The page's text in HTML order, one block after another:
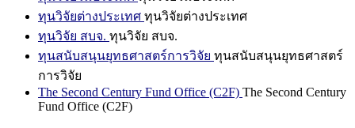
ทุนวิจัยต่างประเทศ ทุนวิจัยต่างประเทศ
ทุนวิจัย สบจ. ทุนวิจัย สบจ.
ทุนสนับสนุนยุทธศาสตร์การวิจัย ทุนสนับสนุนยุทธศาสตร์
การวิจัย
The Second Century Fund Office (C2F) The Second Century
Fund Office (C2F)